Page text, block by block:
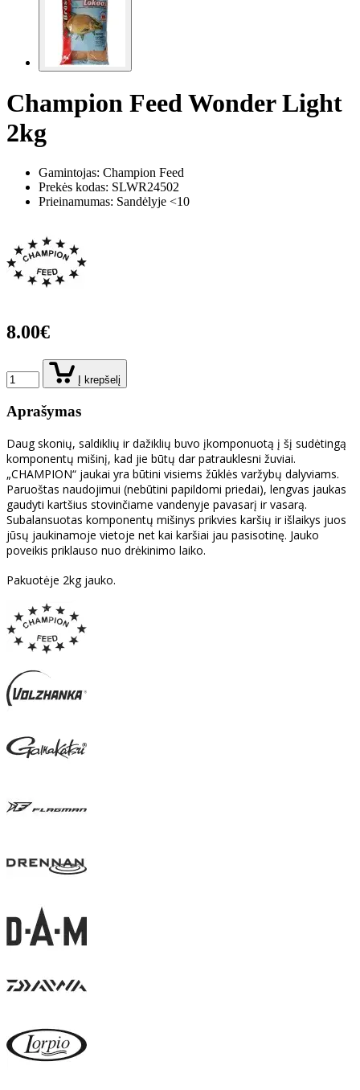
Champion Feed Wonder Light
2kg
Gamintojas: Champion Feed
Prekės kodas: SLWR24502
Prieinamumas: Sandėlyje <10
8.00€
Į krepšelį
Aprašymas
Daug skonių, saldiklių ir dažiklių buvo įkomponuotą į šį sudėtingą
komponentų mišinį, kad jie būtų dar patrauklesni žuviai.
„CHAMPION“ jaukai yra būtini visiems žūklės varžybų dalyviams.
Paruoštas naudojimui (nebūtini papildomi priedai), lengvas jaukas
gaudyti kartšius stovinčiame vandenyje pavasarį ir vasarą.
Subalansuotas komponentų mišinys prikvies karšių ir išlaikys juos
jūsų jaukinamoje vietoje net kai karšiai jau pasisotinę. Jauko
poveikis priklauso nuo drėkinimo laiko.
Pakuotėje 2kg jauko.